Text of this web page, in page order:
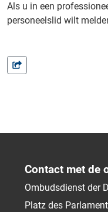
Als u in een
personeelslid wilt
Contact met de
Ombudsdienst der
Platz des